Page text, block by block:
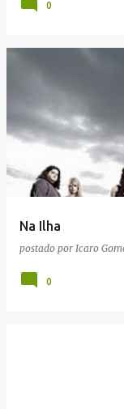
0
Na Ilha
postado por Icaro
0